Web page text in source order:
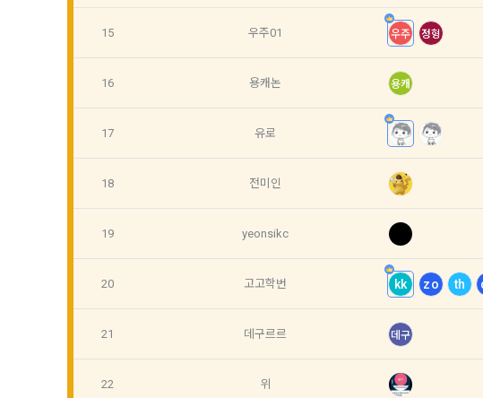
로그
데
지 공지한다.
6. "회원"은 변경된 약관에
부의사를 표명할 수 있다. "
"회원"에게 사전 통지 후 당
않거나, 전항에 따라 시행
제 4 조 (약관의 해석)
1. 이 약관에서 규정하지
전자거래기본법, 전자금융
2. "회원"이 "회사"와 개별
1. "회원"이 이용신청(회원
계약이 성립된다.
2. “회사”는 "회사"의 ‘데이
필수 항목 : 아이디, 비밀번
선택 항목 : 휴대폰번호, 생
데이콘 내의 개별 서비스
보 수집이 발생할 수 있습
자에게 ‘수집하는 개인정
리고 동의를 받습니다.
2) 데이콘 인재풀 등록 시 수
사용 경험, 프로젝트 또는
선택 항목: 프로젝트 또는
3) 모바일 서비스 이용 시 수
15 우주01 우주 정형
16 용캐논 용캐
17 유로
18 전미인
19 yeonsikc
20 고고학번 kk zo th
21 데구르르 데구
22 위